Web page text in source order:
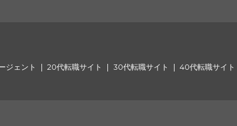
ジェント 20代転職サイト 30代転職サイト 40代転職サイト